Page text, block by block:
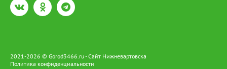
2021-2026 © Gorod3466.ru - Сайт Нижневартовска
Политика конфиденциальности